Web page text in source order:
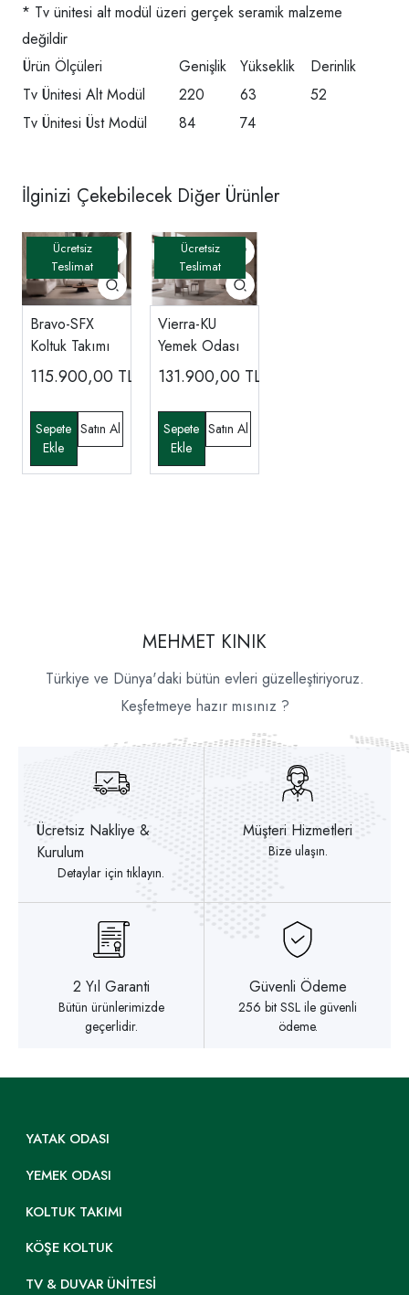
* Tv ünitesi alt modül üzeri gerçek seramik malzeme
değildir
Ürün Ölçüleri
Genişlik Yükseklik
Derinlik
Tv Ünitesi Alt Modül
220 63
52
Tv Ünitesi Üst Modül
84 74
İlginizi Çekebilecek Diğer Ürünler
Bravo-SFX
Koltuk Takımı
115.900,00 TL
Vierra-KU
Yemek Odası
131.900,00 TL
MEHMET KINIK
Türkiye ve Dünya'daki bütün evleri güzelleştiriyoruz.
Keşfetmeye hazır mısınız ?
Ücretsiz Nakliye &
Kurulum
Detaylar için tıklayın.
Müşteri Hizmetleri
Bize ulaşın.
2 Yıl Garanti
Bütün ürünlerimizde
geçerlidir.
Güvenli Ödeme
256 bit SSL ile güvenli
ödeme.
YATAK ODASI
YEMEK ODASI
KOLTUK TAKIMI
KÖŞE KOLTUK
TV & DUVAR ÜNITESI